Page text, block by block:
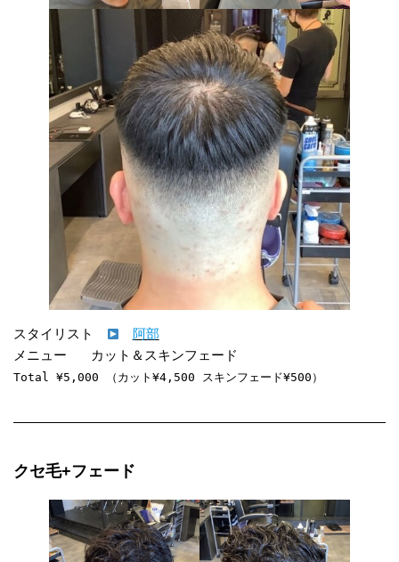
スタイリスト
阿部
Total ¥5,000 （カット¥4,500 スキンフェード¥500）
クセ毛+フェード